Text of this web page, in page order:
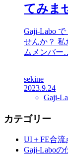
てみま
Gaji-Labo
せんか？ 私
ムメンバー
sekine
2023.9.24
Gaji-
カテゴリー
UI＋FE合流
Gaji-Laboの